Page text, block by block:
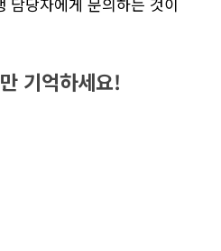
기억하세요!